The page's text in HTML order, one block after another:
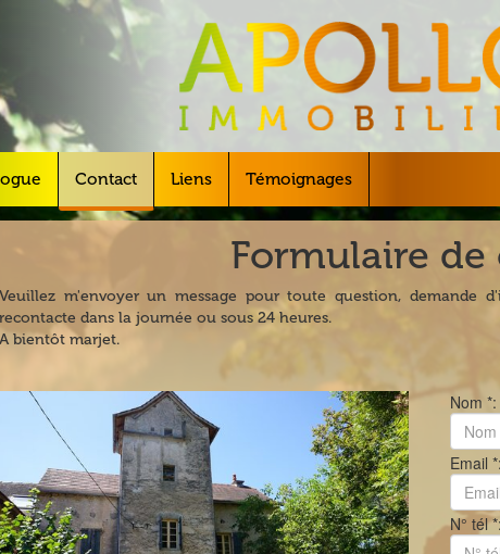
Contact Liens Témoignages
Formulaire
Veuillez m'envoyer un message pour toute question, demande
recontacte dans la journée ou sous 24 heures.
A bientôt marjet.
Nom *:
Email *:
N° tél *: